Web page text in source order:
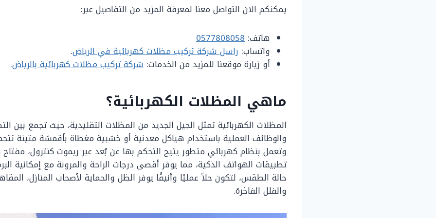
يمكنكم الان التواصل معنا لمعرفة المزيد من التفاصيل عبر:
هاتف: 0577808058
واتساب: راسل شركة تركيب مظلات كهربائية في الرياض.
أو زيارة موقعنا للمزيد من الخدمات: شركة تركيب مظلات كهربائية بالرياض.
ماهي المظلات الكهربائية؟
المظلات الكهربائية تمثل الجيل الجديد من المظلات التقليدية، حيث تجمع بين
والوظائف العملية باستخدام هياكل معدنية أو خشبية مغطاة بأقمشة متينة
وتعمل بنظام كهربائي متطور يتيح التحكم بها عن بُعد عبر ريموت كنترول، مفتاح
تطبيقات الهواتف الذكية، مما يوفر أقصى درجات الراحة والمرونة مع إمكانية
حالة الطقس، لتكون حلاً عمليًا وأنيقًا يوفر الظل والحماية لأصحاب المنازل،
والفلل الفاخرة.